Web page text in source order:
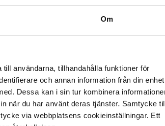
Om
användarna, tillhandahålla funktioner för
och annan information från din enhet
Dessa kan i sin tur kombinera
när du har använt deras tjänster. Samtycke
via webbplatsens cookieinställningar. Ett
accepterar villkoren